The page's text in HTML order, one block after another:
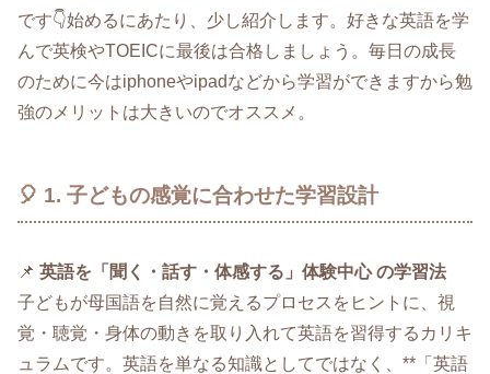
です👇始めるにあたり、少し紹介します。好きな英語を学
んで英検やTOEICに最後は合格しましょう。毎日の成長
のために今はiphoneやipadなどから学習ができますから勉
強のメリットは大きいのでオススメ。
🎈 1. 子どもの感覚に合わせた学習設計
📌 英語を「聞く・話す・体感する」体験中心 の学習法
子どもが母国語を自然に覚えるプロセスをヒントに、視
覚・聴覚・身体の動きを取り入れて英語を習得するカリキ
ュラムです。英語を単なる知識としてではなく、**「英語